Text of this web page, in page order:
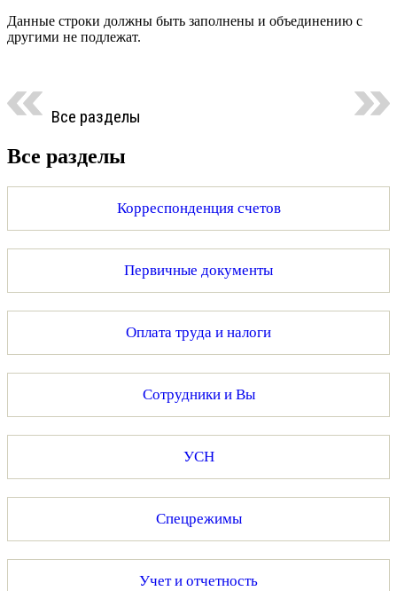
Данные строки должны быть заполнены и объединению с
другими не подлежат.
Все разделы
Все разделы
Корреспонденция счетов
Первичные документы
Оплата труда и налоги
Сотрудники и Вы
УСН
Спецрежимы
Учет и отчетность